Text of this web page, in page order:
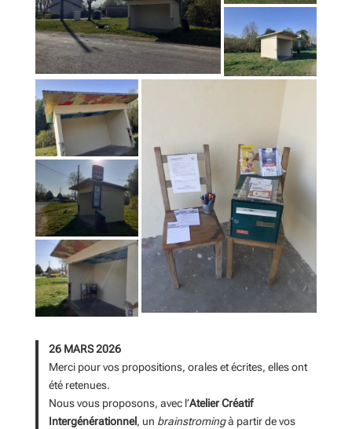
26 MARS 2026
Merci pour vos propositions, orales et écrites, elles ont
été retenues.
Nous vous proposons, avec l’Atelier Créatif
Intergénérationnel, un brainstromingà partir de vos